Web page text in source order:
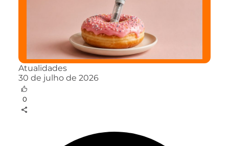
Atualidades
30 de julho de 2026
0